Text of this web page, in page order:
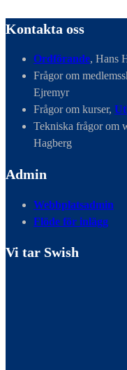
Kontakta oss
Ordförande, Hans
Frågor om
Ejremyr
Frågor om kurser,
Tekniska frågor om
Hagberg
Admin
Webbplatsadmin
Flöde för inlägg
Vi tar Swish